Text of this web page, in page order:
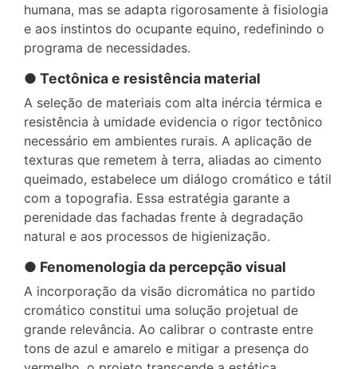
humana, mas se adapta rigorosamente à fisiologia
e aos instintos do ocupante equino, redefinindo o
programa de necessidades.
● Tectônica e resistência material
A seleção de materiais com alta inércia térmica e
resistência à umidade evidencia o rigor tectônico
necessário em ambientes rurais. A aplicação de
texturas que remetem à terra, aliadas ao cimento
queimado, estabelece um diálogo cromático e tátil
com a topografia. Essa estratégia garante a
perenidade das fachadas frente à degradação
natural e aos processos de higienização.
● Fenomenologia da percepção visual
A incorporação da visão dicromática no partido
cromático constitui uma solução projetual de
grande relevância. Ao calibrar o contraste entre
tons de azul e amarelo e mitigar a presença do